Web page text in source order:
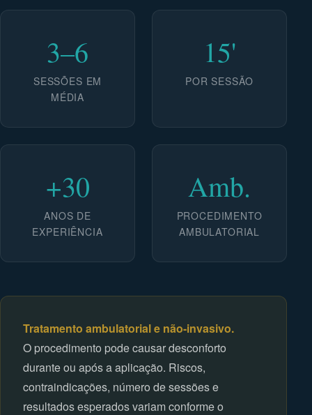
3–6
SESSÕES EM
MÉDIA
15'
POR SESSÃO
+30
ANOS DE
EXPERIÊNCIA
Amb.
PROCEDIMENTO
AMBULATORIAL
Tratamento ambulatorial e não-invasivo.
O procedimento pode causar desconforto
durante ou após a aplicação. Riscos,
contraindicações, número de sessões e
resultados esperados variam conforme o